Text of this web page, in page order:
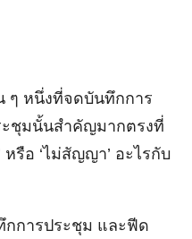
ๆ หนึ่งที่จดบันทึกการ
ะชุมนั้นสำคัญมากตรงที่
หรือ ‘ไม่สัญญา’ อะไรกับ
กการประชุม และฟีด